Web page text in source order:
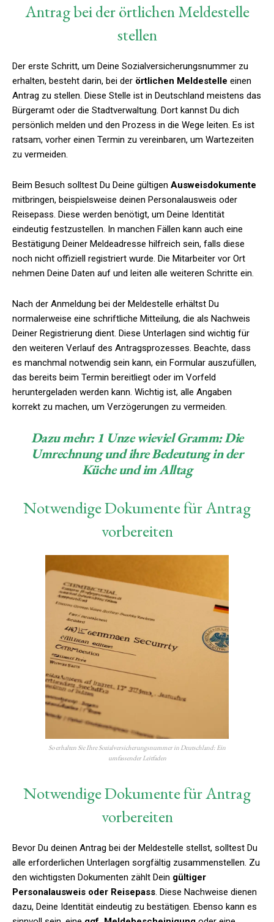
Antrag bei der örtlichen Meldestelle
stellen
Der erste Schritt, um Deine Sozialversicherungsnummer zu
erhalten, besteht darin, bei der örtlichen Meldestelle einen
Antrag zu stellen. Diese Stelle ist in Deutschland meistens das
Bürgeramt oder die Stadtverwaltung. Dort kannst Du dich
persönlich melden und den Prozess in die Wege leiten. Es ist
ratsam, vorher einen Termin zu vereinbaren, um Wartezeiten
zu vermeiden.
Beim Besuch solltest Du Deine gültigen Ausweisdokumente
mitbringen, beispielsweise deinen Personalausweis oder
Reisepass. Diese werden benötigt, um Deine Identität
eindeutig festzustellen. In manchen Fällen kann auch eine
Bestätigung Deiner Meldeadresse hilfreich sein, falls diese
noch nicht offiziell registriert wurde. Die Mitarbeiter vor Ort
nehmen Deine Daten auf und leiten alle weiteren Schritte ein.
Nach der Anmeldung bei der Meldestelle erhältst Du
normalerweise eine schriftliche Mitteilung, die als Nachweis
Deiner Registrierung dient. Diese Unterlagen sind wichtig für
den weiteren Verlauf des Antragsprozesses. Beachte, dass
es manchmal notwendig sein kann, ein Formular auszufüllen,
das bereits beim Termin bereitliegt oder im Vorfeld
heruntergeladen werden kann. Wichtig ist, alle Angaben
korrekt zu machen, um Verzögerungen zu vermeiden.
Dazu mehr:1 Unze wieviel Gramm: Die
Umrechnung und ihre Bedeutung in der
Küche und im Alltag
Notwendige Dokumente für Antrag
vorbereiten
So erhalten Sie Ihre Sozialversicherungsnummer in Deutschland: Ein
umfassender Leitfaden
Notwendige Dokumente für Antrag
vorbereiten
Bevor Du deinen Antrag bei der Meldestelle stellst, solltest Du
alle erforderlichen Unterlagen sorgfältig zusammenstellen. Zu
den wichtigsten Dokumenten zählt Dein gültiger
Personalausweis oder Reisepass. Diese Nachweise dienen
dazu, Deine Identität eindeutig zu bestätigen. Ebenso kann es